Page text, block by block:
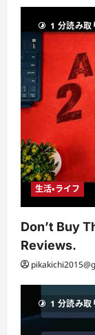
1 分読み取
生活・ライフ
Don’t Buy
Reviews.
1 分読み取